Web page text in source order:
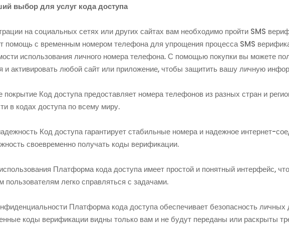
выбор для услуг кода доступа
на социальных сетях или других сайтах вам необходимо пройти SMS
помощь с временным номером телефона для упрощения процесса SMS
использования личного номера телефона. С помощью покупки вы можете
и активировать любой сайт или приложение, чтобы защитить вашу личную
покрытие Код доступа предоставляет номера телефонов из разных стран и
в кодах доступа по всему миру.
Код доступа гарантирует стабильные номера и надежное интернет-
своевременно получать коды верификации.
Платформа кода доступа имеет простой и понятный интерфейс,
пользователям легко справляться с задачами.
Платформа кода доступа обеспечивает безопасность личных
коды верификации видны только вам и не будут переданы или раскрыты